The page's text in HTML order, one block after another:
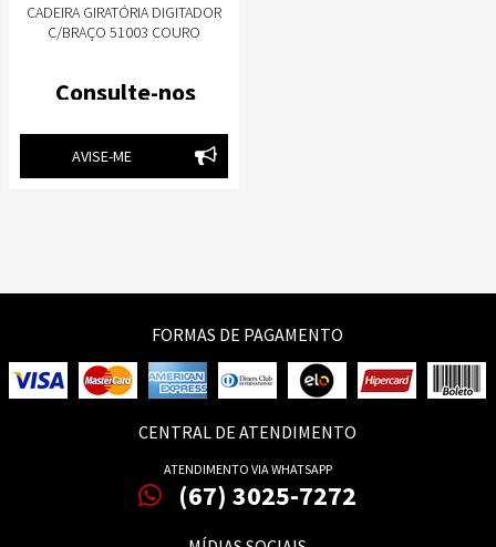
CADEIRA GIRATÓRIA DIGITADOR
C/BRAÇO 51003 COURO
Consulte-nos
AVISE-ME
FORMAS DE PAGAMENTO
CENTRAL DE ATENDIMENTO
ATENDIMENTO VIA WHATSAPP
(67) 3025-7272